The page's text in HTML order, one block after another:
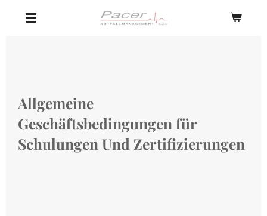
Allgemeine
Geschäftsbedingungen für
Schulungen Und Zertifizierungen